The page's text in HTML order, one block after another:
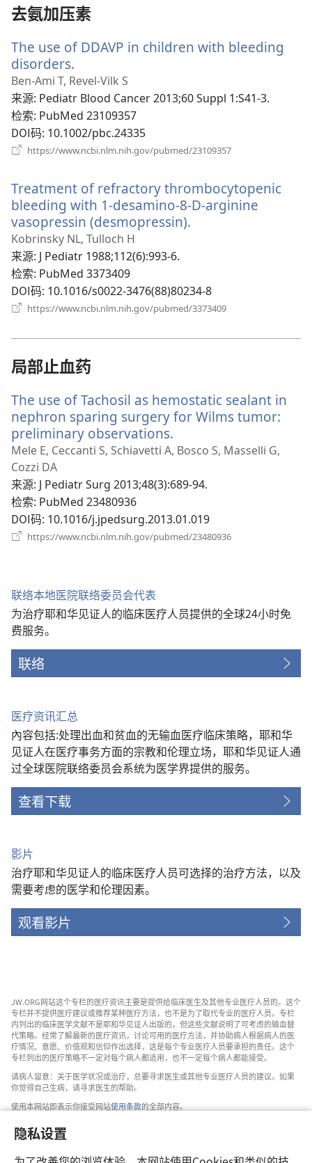
隐私设置
去氨加压素
The use of DDAVP in children with bleeding
disorders.
开
新
窗
口）
Ben-Ami T, Revel-Vilk S
来源‎: Pediatr Blood Cancer 2013;60 Suppl 1:S41-3.
检索‎: PubMed 23109357
DOI码‎: 10.1002/pbc.24335
https://www.ncbi.nlm.nih.gov/pubmed/23109357
窗
口）
Treatment of refractory thrombocytopenic
bleeding with 1-desamino-8-D-arginine
vasopressin (desmopressin).
口）
Kobrinsky NL, Tulloch H
来源‎: J Pediatr 1988;112(6):993-6.
检索‎: PubMed 3373409
DOI码‎: 10.1016/s0022-3476(88)80234-8
https://www.ncbi.nlm.nih.gov/pubmed/3373409
局部止血药
The use of Tachosil as hemostatic sealant in
nephron sparing surgery for Wilms tumor:
preliminary observations.
开
窗
Mele E, Ceccanti S, Schiavetti A, Bosco S, Masselli G,
Cozzi DA
来源‎: J Pediatr Surg 2013;48(3):689-94.
检索‎: PubMed 23480936
DOI码‎: 10.1016/j.jpedsurg.2013.01.019
https://www.ncbi.nlm.nih.gov/pubmed/23480936
联络本地医院联络委员会代表
为治疗耶和华见证人的临床医疗人员提供的全球24小时免
费服务。
联络
医疗资讯汇总
內容包括:处理出血和贫血的无输血医疗临床策略，耶和华
见证人在医疗事务方面的宗教和伦理立场，耶和华见证人通
过全球医院联络委员会系统为医学界提供的服务。
查看下载
影片
治疗耶和华见证人的临床医疗人员可选择的治疗方法，以及
需要考虑的医学和伦理因素。
观看影片
JW.ORG网站这个专栏的医疗资讯主要是提供给临床医生及其他专业医疗人员的。这个
专栏并不提供医疗建议或推荐某种医疗方法，也不是为了取代专业的医疗人员。专栏
内列出的临床医学文献不是耶和华见证人出版的，但这些文献说明了可考虑的输血替
代策略。经常了解最新的医疗资讯，讨论可用的医疗方法，并协助病人根据病人的医
疗情况、意愿、价值观和信仰作出选择，这是每个专业医疗人员要承担的责任。这个
专栏列出的医疗策略不一定对每个病人都适用，也不一定每个病人都能接受。
请病人留意：关于医学状况或治疗，总要寻求医生或其他专业医疗人员的建议。如果
你觉得自己生病，请寻求医生的帮助。
使用本网站即表示你接受网站使用条款的全部内容。